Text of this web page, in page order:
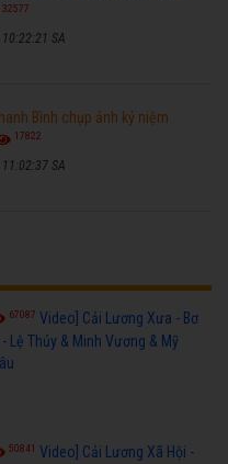
32577
SA
Bình chụp ảnh kỷ niệm
17822
SA
67087 Video] Cải Lương Xưa - Bơ
Lệ Thủy & Minh Vương & Mỹ
50841
Video] Cải Lương Xã Hội -